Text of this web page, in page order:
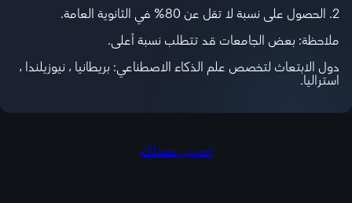
2. الحصول على نسبة لا تقل عن 80% في الثانوية العامة.
ملاحظة: بعض الجامعات قد تتطلب نسبة أعلى.
دول الابتعاث لتخصص علم الذكاء الاصطناعي: بريطانيا ، نيوزيلندا ،
استراليا.
احسب معدلك